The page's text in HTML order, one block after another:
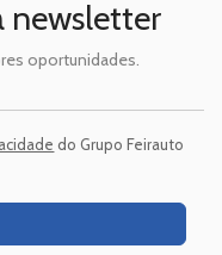
newsletter
oportunidades.
do Grupo Feirauto